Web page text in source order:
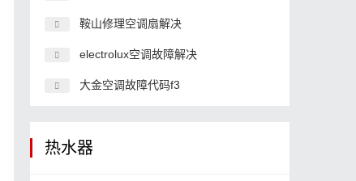
鞍山修理空调扇解决
electrolux空调故障解决
大金空调故障代码f3
热水器